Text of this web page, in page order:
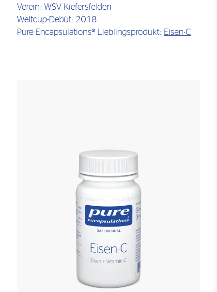
Verein: WSV Kiefersfelden
Weltcup-Debüt: 2018
Pure Encapsulations® Lieblingsprodukt: Eisen-C